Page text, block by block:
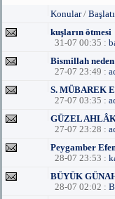
Konular/
kuşların ötmesi
31-07 00:35 :
Bismillah neden
27-07 23:49 :
S. MÜBAREK
27-07 03:35 :
GÜZEL
27-07 23:28 :
Peygamber
28-07 23:53 :
BÜYÜK
28-07 02:02 :